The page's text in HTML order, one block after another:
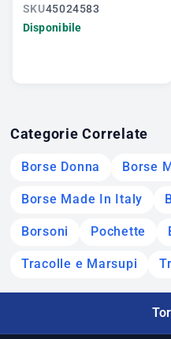
SKU45024583
Disponibile
Categorie Correlate
Borse Donna Borse
Borse Made In Italy
Borsoni Pochette
Tracolle e Marsupi